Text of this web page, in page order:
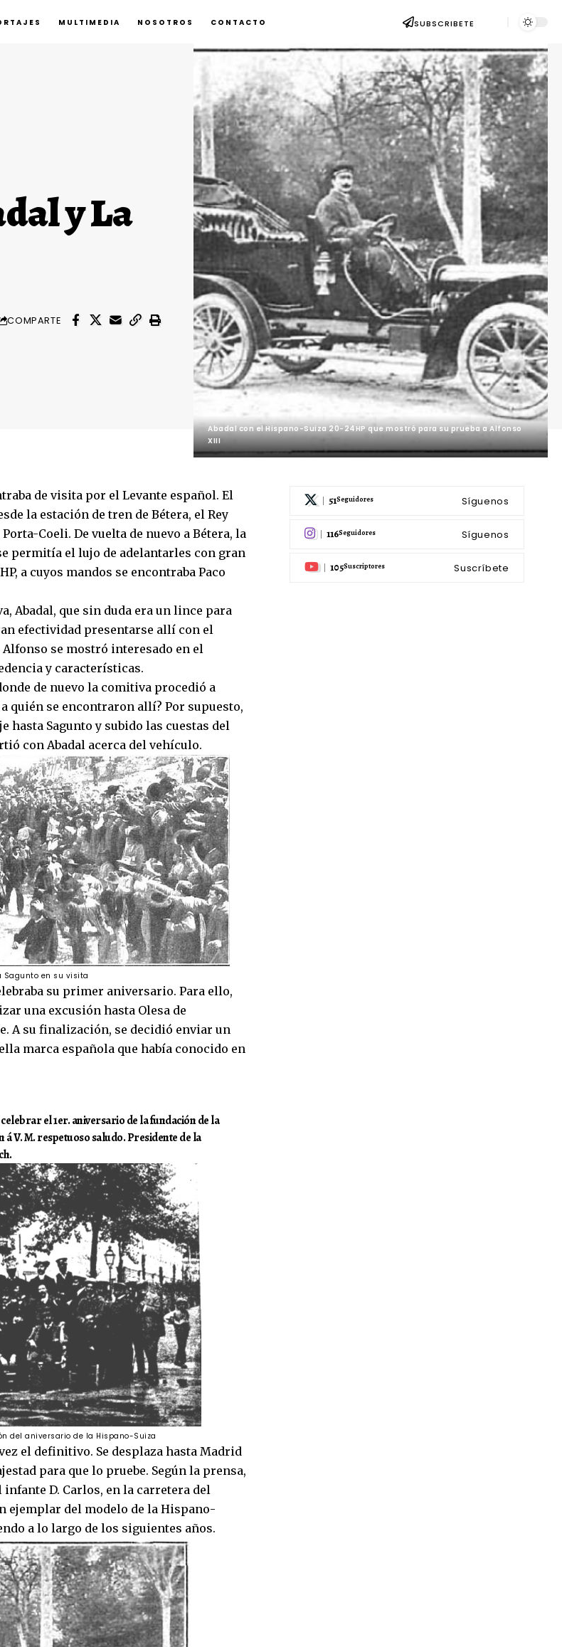
MULTIMEDIA NOSOTROS CONTACTO SUBSCRIBETE
y La
COMPARTE
Abadal con el Hispano-Suiza 20-24HP que mostró para su prueba a Alfonso
XIII
de visita por el Levante español. El
la estación de tren de Bétera, el Rey
Coeli. De vuelta de nuevo a Bétera, la
permitía el lujo de adelantarles con gran
a cuyos mandos se encontraba Paco
Abadal, que sin duda era un lince para
efectividad presentarse allí con el
Alfonso se mostró interesado en el
y características.
de nuevo la comitiva procedió a
quién se encontraron allí? Por supuesto,
hasta Sagunto y subido las cuestas del
con Abadal acerca del vehículo.
Sagunto en su visita
su primer aniversario. Para ello,
una excusión hasta Olesa de
A su finalización, se decidió enviar un
marca española que había conocido en
el 1er. aniversario de la fundación de la
V. M. respetuoso saludo. Presidente de la
del aniversario de la Hispano-Suiza
el definitivo. Se desplaza hasta Madrid
para que lo pruebe. Según la prensa,
D. Carlos, en la carretera del
ejemplar del modelo de la Hispano-
a lo largo de los siguientes años.
51Seguidores Síguenos
116Seguidores Síguenos
105Suscriptores Suscríbete